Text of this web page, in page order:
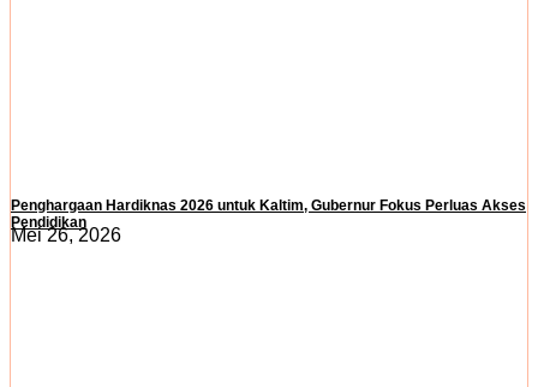
Penghargaan Hardiknas 2026 untuk Kaltim, Gubernur Fokus Perluas Akses
Pendidikan
Mei 26, 2026